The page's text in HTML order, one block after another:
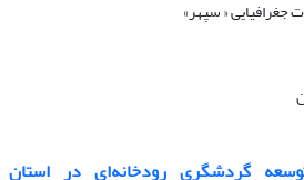
گردشگری رودخانه‌ای در استان